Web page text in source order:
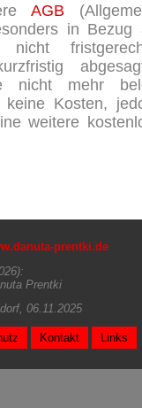
AGB
in Bezug
nicht mehr
Kosten,
weitere
prentki.de
Prentki
06.11.2025
Kontakt Links